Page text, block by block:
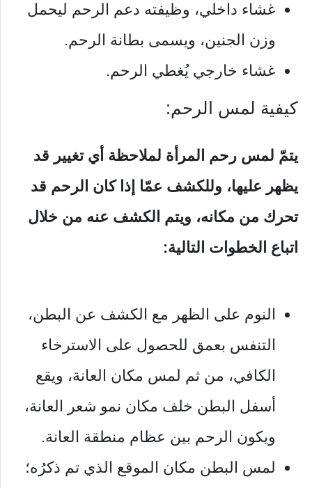
غشاء داخلي، وظيفته دعم الرحم ليحمل
وزن الجنين، ويسمى بطانة الرحم.
غشاء خارجي يُغطي الرحم.
كيفية لمس الرحم:
يتمّ لمس رحم المرأة لملاحظة أي تغيير قد
يظهر عليها، وللكشف عمّا إذا كان الرحم قد
تحرك من مكانه، ويتم الكشف عنه من خلال
اتباع الخطوات التالية:
النوم على الظهر مع الكشف عن البطن،
التنفس بعمق للحصول على الاسترخاء
الكافي، من ثم لمس مكان العانة، ويقع
أسفل البطن خلف مكان نمو شعر العانة،
ويكون الرحم بين عظام منطقة العانة.
لمس البطن مكان الموقع الذي تم ذكرُه؛